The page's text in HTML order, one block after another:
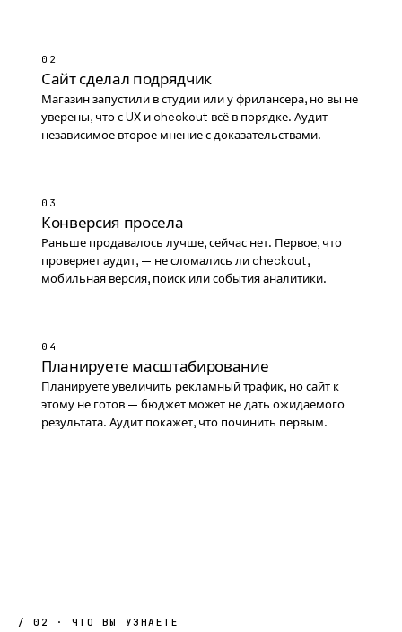
02
Сайт сделал подрядчик
Магазин запустили в студии или у фрилансера, но вы не
уверены, что с UX и checkout всё в порядке. Аудит —
независимое второе мнение с доказательствами.
03
Конверсия просела
Раньше продавалось лучше, сейчас нет. Первое, что
проверяет аудит, — не сломались ли checkout,
мобильная версия, поиск или события аналитики.
04
Планируете масштабирование
Планируете увеличить рекламный трафик, но сайт к
этому не готов — бюджет может не дать ожидаемого
результата. Аудит покажет, что починить первым.
/ 02 · ЧТО ВЫ УЗНАЕТЕ